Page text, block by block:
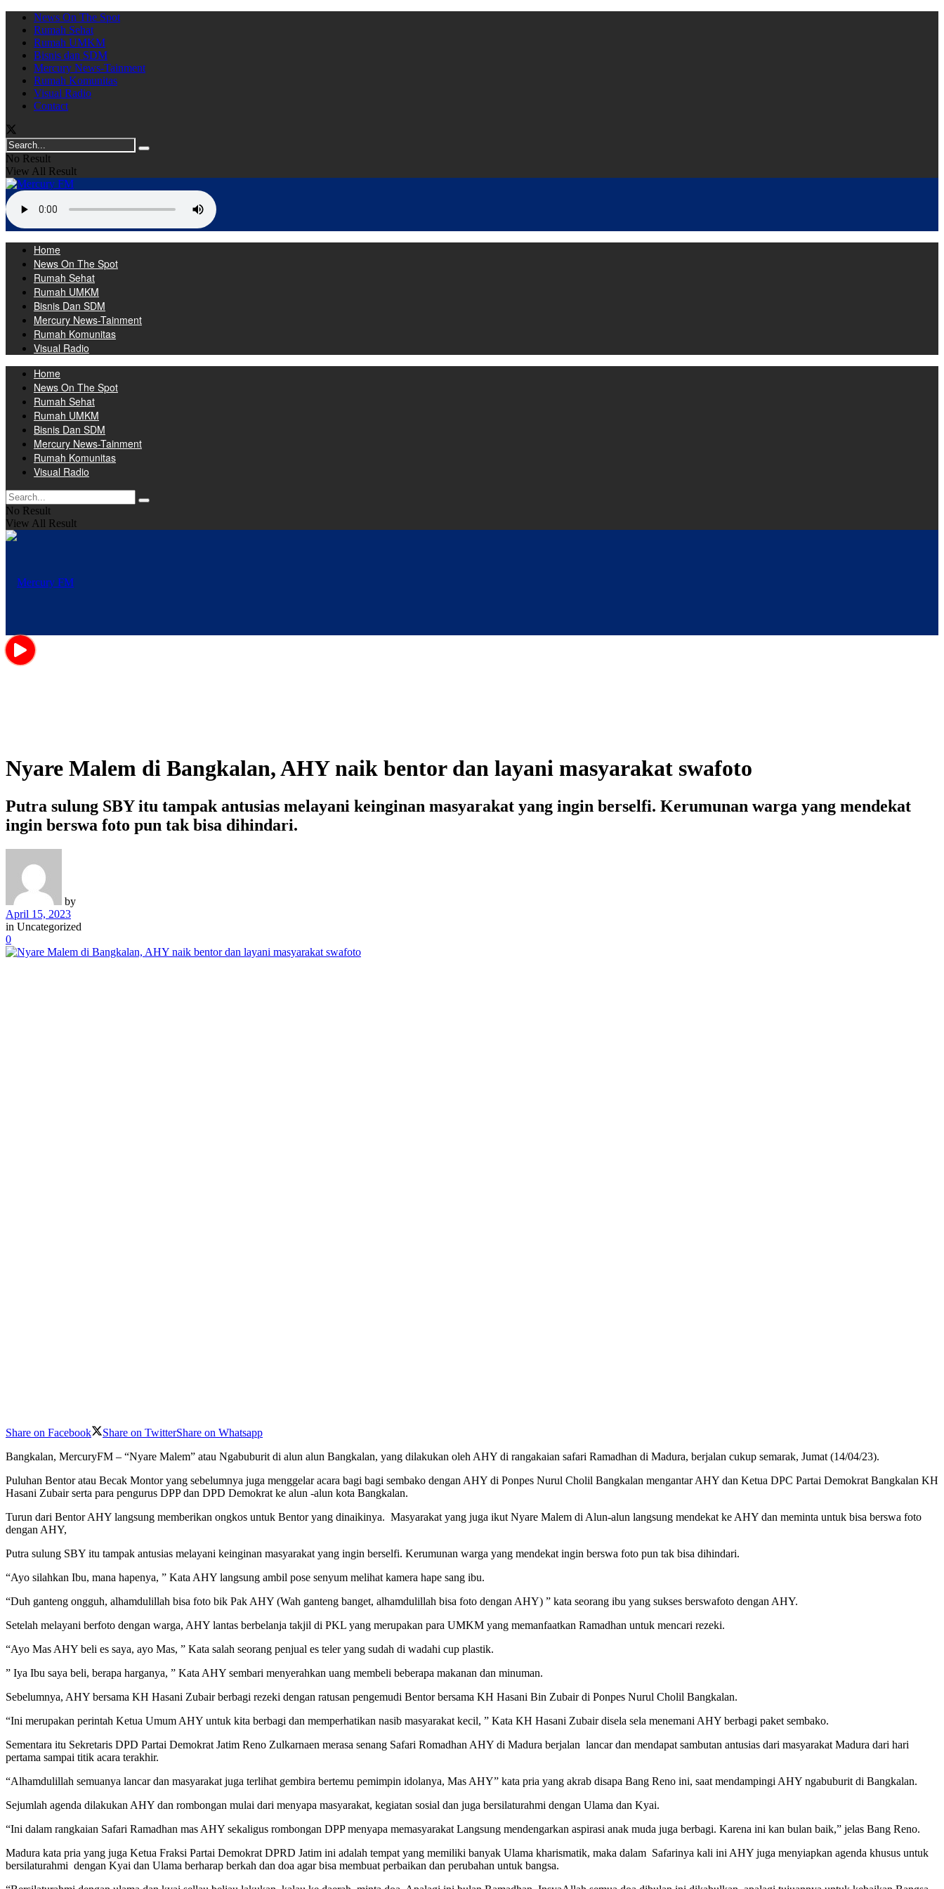
News On The Spot
Rumah Sehat
Rumah UMKM
Bisnis dan SDM
Mercury News-Tainment
Rumah Komunitas
Visual Radio
Contact
No Result
View All Result
Home
News On The Spot
Rumah Sehat
Rumah UMKM
Bisnis Dan SDM
Mercury News-Tainment
Rumah Komunitas
Visual Radio
Home
News On The Spot
Rumah Sehat
Rumah UMKM
Bisnis Dan SDM
Mercury News-Tainment
Rumah Komunitas
Visual Radio
No Result
View All Result
Nyare Malem di Bangkalan, AHY naik bentor dan layani masyarakat swafoto
Putra sulung SBY itu tampak antusias melayani keinginan masyarakat yang ingin berselfi. Kerumunan warga yang mendekat
ingin berswa foto pun tak bisa dihindari.
by
April 15, 2023
in Uncategorized
0
Share on Facebook Share on TwitterShare on Whatsapp
Bangkalan, MercuryFM – “Nyare Malem” atau Ngabuburit di alun alun Bangkalan, yang dilakukan oleh AHY di rangakaian safari Ramadhan di Madura, berjalan cukup semarak, Jumat (14/04/23).
Puluhan Bentor atau Becak Montor yang sebelumnya juga menggelar acara bagi bagi sembako dengan AHY di Ponpes Nurul Cholil Bangkalan mengantar AHY dan Ketua DPC Partai Demokrat Bangkalan KH
Hasani Zubair serta para pengurus DPP dan DPD Demokrat ke alun -alun kota Bangkalan.
Turun dari Bentor AHY langsung memberikan ongkos untuk Bentor yang dinaikinya. Masyarakat yang juga ikut Nyare Malem di Alun-alun langsung mendekat ke AHY dan meminta untuk bisa berswa foto
dengan AHY,
Putra sulung SBY itu tampak antusias melayani keinginan masyarakat yang ingin berselfi. Kerumunan warga yang mendekat ingin berswa foto pun tak bisa dihindari.
“Ayo silahkan Ibu, mana hapenya, ” Kata AHY langsung ambil pose senyum melihat kamera hape sang ibu.
“Duh ganteng ongguh, alhamdulillah bisa foto bik Pak AHY (Wah ganteng banget, alhamdulillah bisa foto dengan AHY) ” kata seorang ibu yang sukses berswafoto dengan AHY.
Setelah melayani berfoto dengan warga, AHY lantas berbelanja takjil di PKL yang merupakan para UMKM yang memanfaatkan Ramadhan untuk mencari rezeki.
“Ayo Mas AHY beli es saya, ayo Mas, ” Kata salah seorang penjual es teler yang sudah di wadahi cup plastik.
” Iya Ibu saya beli, berapa harganya, ” Kata AHY sembari menyerahkan uang membeli beberapa makanan dan minuman.
Sebelumnya, AHY bersama KH Hasani Zubair berbagi rezeki dengan ratusan pengemudi Bentor bersama KH Hasani Bin Zubair di Ponpes Nurul Cholil Bangkalan.
“Ini merupakan perintah Ketua Umum AHY untuk kita berbagi dan memperhatikan nasib masyarakat kecil, ” Kata KH Hasani Zubair disela sela menemani AHY berbagi paket sembako.
Sementara itu Sekretaris DPD Partai Demokrat Jatim Reno Zulkarnaen merasa senang Safari Romadhan AHY di Madura berjalan lancar dan mendapat sambutan antusias dari masyarakat Madura dari hari
pertama sampai titik acara terakhir.
“Alhamdulillah semuanya lancar dan masyarakat juga terlihat gembira bertemu pemimpin idolanya, Mas AHY” kata pria yang akrab disapa Bang Reno ini, saat mendampingi AHY ngabuburit di Bangkalan.
Sejumlah agenda dilakukan AHY dan rombongan mulai dari menyapa masyarakat, kegiatan sosial dan juga bersilaturahmi dengan Ulama dan Kyai.
“Ini dalam rangkaian Safari Ramadhan mas AHY sekaligus rombongan DPP menyapa memasyarakat Langsung mendengarkan aspirasi anak muda juga berbagi. Karena ini kan bulan baik,” jelas Bang Reno.
Madura kata pria yang juga Ketua Fraksi Partai Demokrat DPRD Jatim ini adalah tempat yang memiliki banyak Ulama kharismatik, maka dalam Safarinya kali ini AHY juga menyiapkan agenda khusus untuk
bersilaturahmi dengan Kyai dan Ulama berharap berkah dan doa agar bisa membuat perbaikan dan perubahan untuk bangsa.